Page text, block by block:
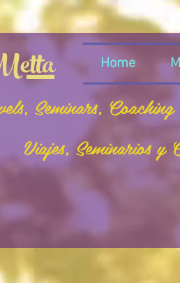
Seminars, Coaching
Viajes, Seminarios y
Home